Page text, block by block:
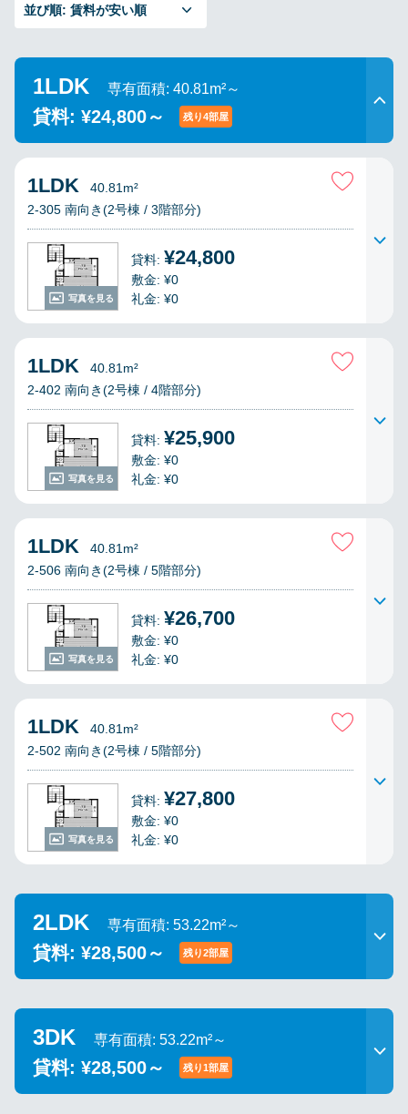
並び順: 賃料が安い順
1LDK 専有面積: 40.81m²～
貸料: ¥24,800～ 残り4部屋
写真を見る
1LDK
40.81m²
2-305 南向き(2号棟 / 3階部分)
貸料: ¥24,800
敷金: ¥0
礼金: ¥0
写真を見る
1LDK
40.81m²
2-402 南向き(2号棟 / 4階部分)
貸料: ¥25,900
敷金: ¥0
礼金: ¥0
写真を見る
1LDK
40.81m²
2-506 南向き(2号棟 / 5階部分)
貸料: ¥26,700
敷金: ¥0
礼金: ¥0
写真を見る
1LDK
40.81m²
2-502 南向き(2号棟 / 5階部分)
貸料: ¥27,800
敷金: ¥0
礼金: ¥0
2LDK 専有面積: 53.22m²～
貸料: ¥28,500～ 残り2部屋
3DK 専有面積: 53.22m²～
貸料: ¥28,500～ 残り1部屋